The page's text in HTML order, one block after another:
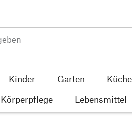
Kinder Garten Küche
Körperpflege Lebensmittel